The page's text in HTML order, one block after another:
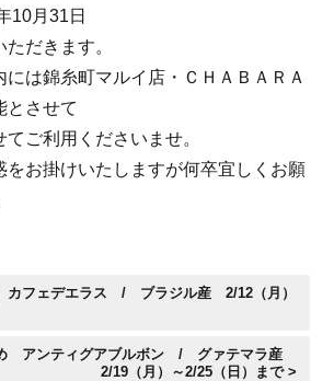
10月31日
だきます。
は錦糸町マルイ店・ ＣＨＡＢＡＲＡ
とさせて
ご利用くださいませ。
をお掛けいたしますが何卒宜しくお願
カフェデエラス / ブラジル産 2/12（月）
アンティグアブルボン / グァテマラ産
2/19（月）～2/25（日）まで >